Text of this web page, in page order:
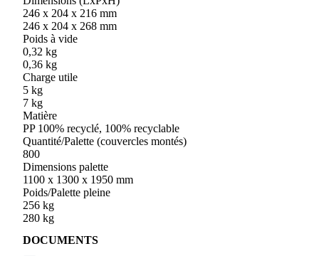
246 x 204 x 216 mm
246 x 204 x 268 mm
Poids à vide
0,32 kg
0,36 kg
Charge utile
5 kg
7 kg
Matière
PP 100% recyclé, 100% recyclable
Quantité/Palette (couvercles montés)
800
Dimensions palette
1100 x 1300 x 1950 mm
Poids/Palette pleine
256 kg
280 kg
DOCUMENTS